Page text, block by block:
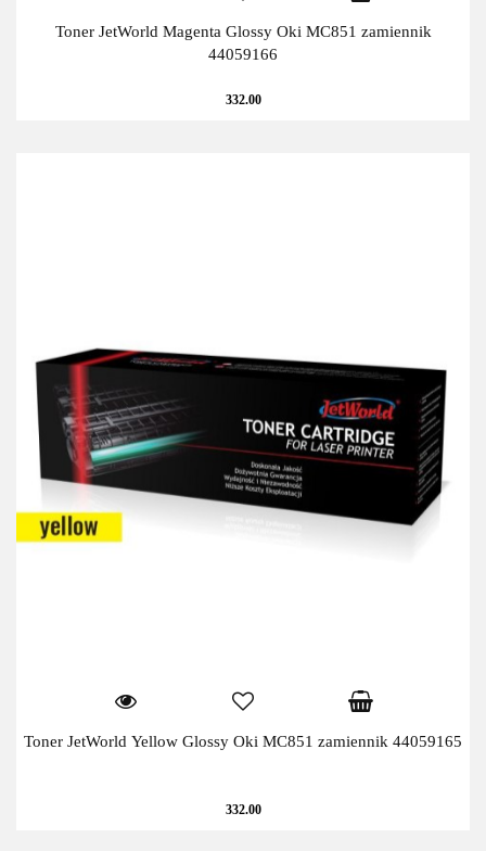
Toner JetWorld Magenta Glossy Oki MC851 zamiennik
44059166
332.00
Toner JetWorld Yellow Glossy Oki MC851 zamiennik 44059165
332.00